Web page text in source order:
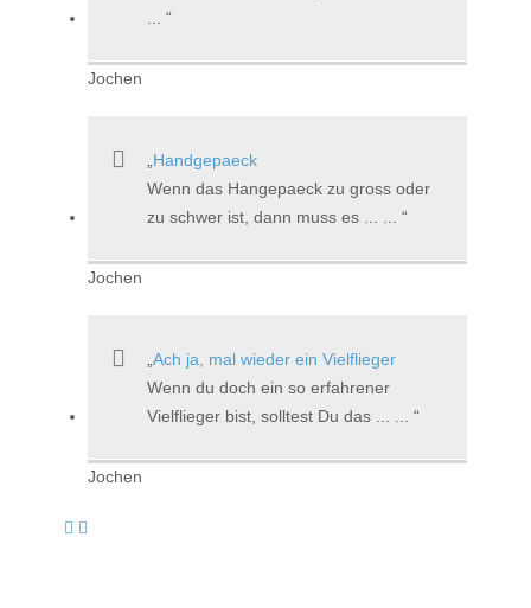
Jochen
Handgepaeck
Wenn das Hangepaeck zu gross oder
zu schwer ist, dann muss es ... ...
Jochen
Ach ja, mal wieder ein Vielflieger
Wenn du doch ein so erfahrener
Vielflieger bist, solltest Du das ... ...
Jochen